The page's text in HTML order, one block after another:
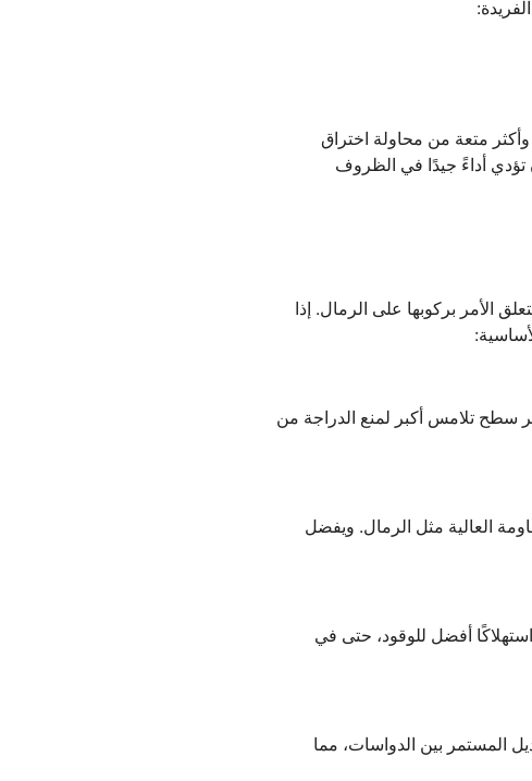
متعة من محاولة اختراق
تؤدي أداءً جيدًا في الظروف
الأمر بركوبها على الرمال. إذا
فهي توفر سطح تلامس أكبر لمنع الدراجة من
المقاومة العالية مثل الرمال. ويفضل
48 فولت (أو أكبر) أداءً ثابتًا واستهلاكًا أفضل للوقود، حتى في
المستمر بين الدواسات، مما